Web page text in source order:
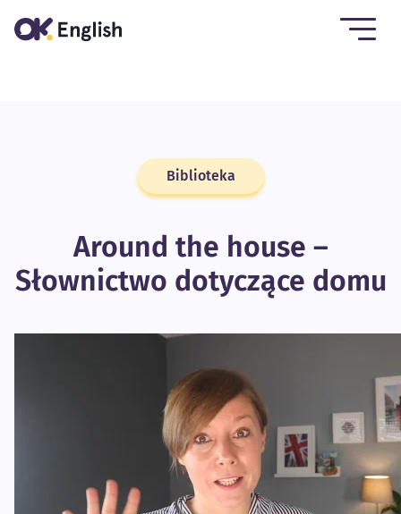
Biblioteka
Around the house –
Słownictwo dotyczące domu